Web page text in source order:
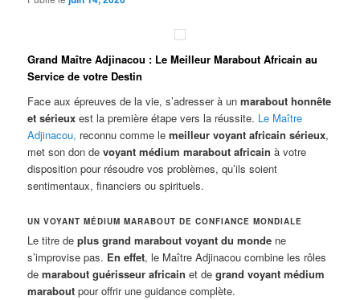
Grand Maître Adjinacou : Le Meilleur Marabout Africain au
Service de votre Destin
Face aux épreuves de la vie, s’adresser à unmarabout honnête
et sérieux est la première étape vers la réussite. Le Maître
Adjinacou, reconnu comme lemeilleur voyant africain sérieux,
met son don devoyant médium marabout africain à votre
disposition pour résoudre vos problèmes, qu’ils soient
sentimentaux, financiers ou spirituels.
UN VOYANT MÉDIUM MARABOUT DE CONFIANCE MONDIALE
Le titre deplus grand marabout voyant du monde ne
s’improvise pas. En effet, le Maître Adjinacou combine les rôles
demarabout guérisseur africain et degrand voyant médium
marabout pour offrir une guidance complète.